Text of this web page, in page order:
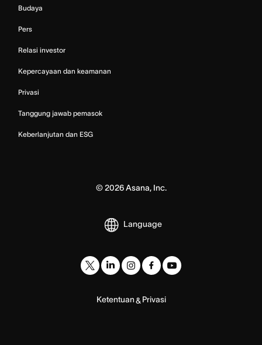
Budaya
Pers
Relasi investor
Kepercayaan dan keamanan
Privasi
Tanggung jawab pemasok
Keberlanjutan dan ESG
© 2026Asana, Inc.
Language
Ketentuan& Privasi